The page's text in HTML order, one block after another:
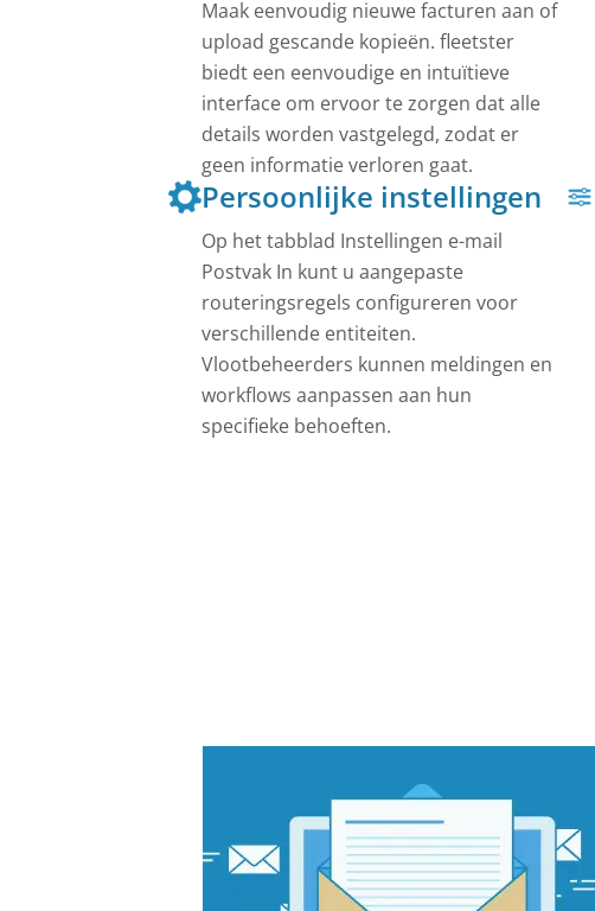
Maak eenvoudig nieuwe facturen aan of
upload gescande kopieën. fleetster
biedt een eenvoudige en intuïtieve
interface om ervoor te zorgen dat alle
details worden vastgelegd, zodat er
geen informatie verloren gaat.
Persoonlijke instellingen
Op het tabblad Instellingen e-mail
Postvak In kunt u aangepaste
routeringsregels configureren voor
verschillende entiteiten.
Vlootbeheerders kunnen meldingen en
workflows aanpassen aan hun
specifieke behoeften.